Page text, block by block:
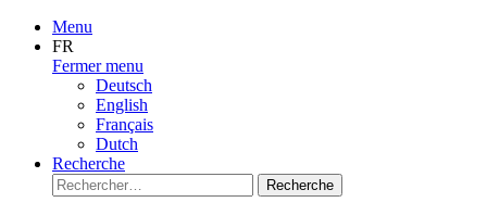
Menu
FR
Fermer menu
Deutsch
English
Français
Dutch
Recherche
Recherche